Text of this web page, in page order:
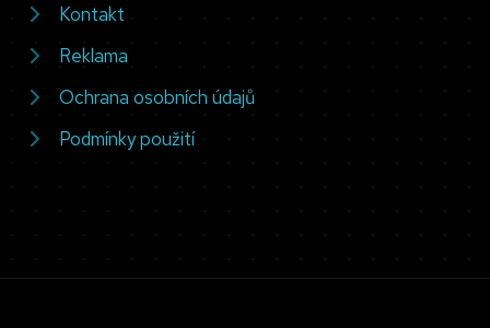
Kontakt
Reklama
Ochrana osobních údajů
Podmínky použití